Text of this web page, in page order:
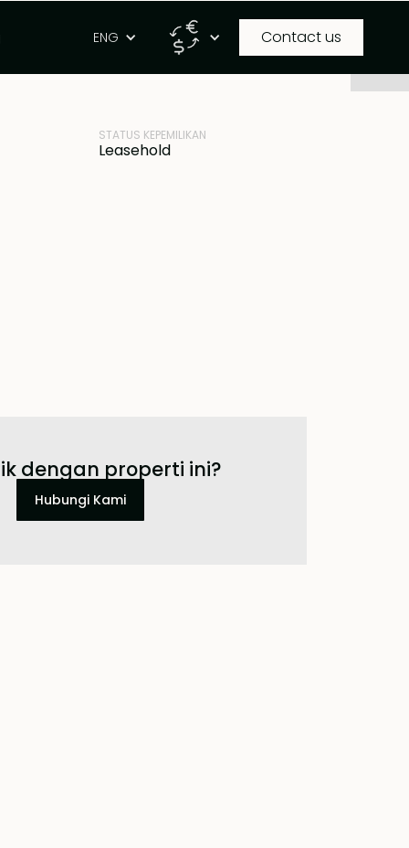
ENG Contact us
ID PROPERTI
STATUS KEPEMILIKAN
Leasehold
dengan properti ini?
Hubungi Kami